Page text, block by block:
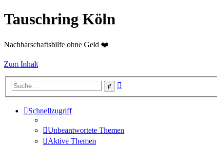
Tauschring Köln
Nachbarschaftshilfe ohne Geld ❤️
Zum Inhalt
Suche
Schnellzugriff
Unbeantwortete Themen
Aktive Themen